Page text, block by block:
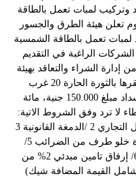
بتوريد وتركيب لمبات تعمل بالطاقة
تعلن هيئة الطرق والجسور
لمبات تعمل بالطاقة الشمسية
الراغبة في التقديم
الشراء والتعاقد بهيئة
الطرق والجسور و مصارف المياه بمقرها بالثورة الحارة 20 غرب
محطة وقود النيل شارع الوادي بعد سداد مبلغ 150.000 جنية، مائة
لا ترد وفق الشروط الاتية:
1/ إرفاق شهادة التسجيل من المسجل التجاري 2 /الدمغة القانونية 3
/شهادة إبراء ذمة من الزكاة 4/ شهادة خلو طرف من الضرائب 5/
شهادة تسجيل على القيمة المضافة 6/ إرفاق تامين مبدئي 2% من
القيمة المضافة شيك)